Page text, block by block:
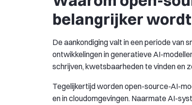
belangrijker wordt
De aankondiging valt in een periode van
ontwikkelingen in generatieve AI-
schrijven, kwetsbaarheden te vinden en
Tegelijkertijd worden open-source-AI-
en in cloudomgevingen. Naarmate AI-